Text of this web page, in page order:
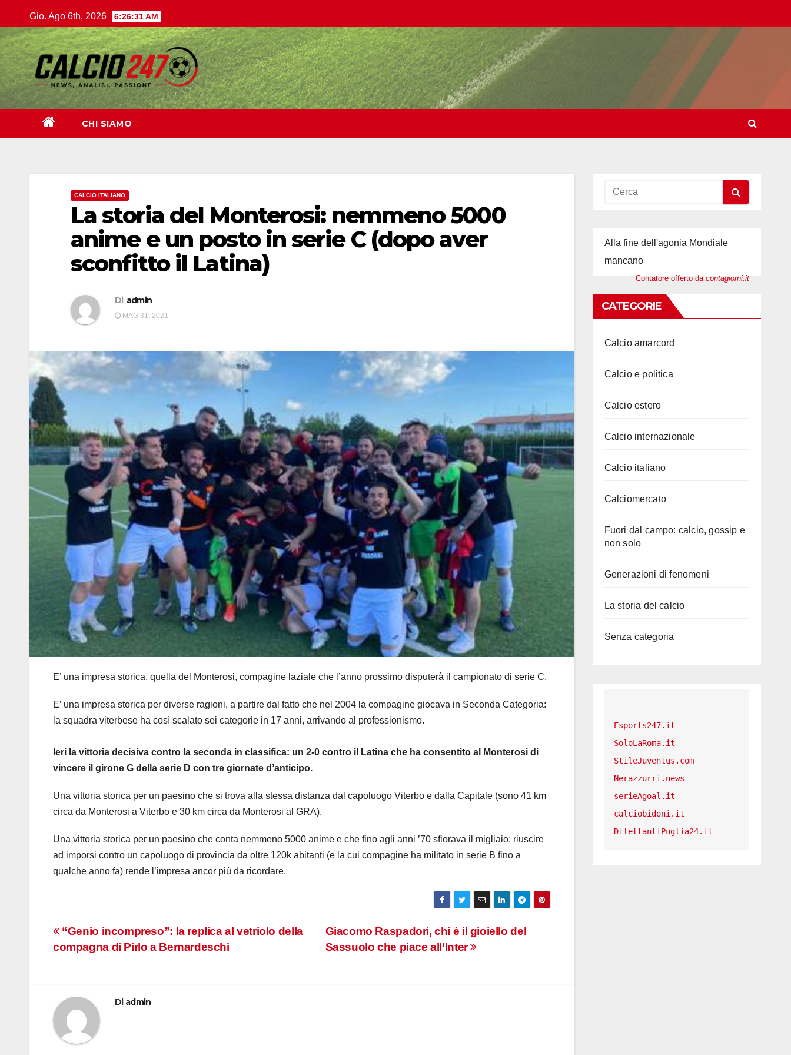
al
contenuto
Gio. Ago 6th, 2026 6:26:32 AM
CHI SIAMO
CALCIO ITALIANO
La storia del Monterosi: nemmeno 5000
anime e un posto in serie C (dopo aver
sconfitto il Latina)
Di admin
MAG 31, 2021
E’ una impresa storica, quella del Monterosi, compagine laziale che l’anno prossimo disputerà il campionato di serie C.
E’ una impresa storica per diverse ragioni, a partire dal fatto che nel 2004 la compagine giocava in Seconda Categoria:
la squadra viterbese ha così scalato sei categorie in 17 anni, arrivando al professionismo.
Ieri la vittoria decisiva contro la seconda in classifica: un 2-0 contro il Latina che ha consentito al Monterosi di
vincere il girone G della serie D con tre giornate d’anticipo.
Una vittoria storica per un paesino che si trova alla stessa distanza dal capoluogo Viterbo e dalla Capitale (sono 41 km
circa da Monterosi a Viterbo e 30 km circa da Monterosi al GRA).
Una vittoria storica per un paesino che conta nemmeno 5000 anime e che fino agli anni ’70 sfiorava il migliaio: riuscire
ad imporsi contro un capoluogo di provincia da oltre 120k abitanti (e la cui compagine ha militato in serie B fino a
qualche anno fa) rende l’impresa ancor più da ricordare.
Navigazione
articoli
Giacomo Raspadori, chi è il gioiello del
Sassuolo che piace all’Inter
“Genio incompreso”: la replica al vetriolo della
compagna di Pirlo a Bernardeschi
Di admin
Alla fine dell'agonia Mondiale
mancano
Contatore offerto da contagiorni.it
CATEGORIE
Calcio amarcord
Calcio e politica
Calcio estero
Calcio internazionale
Calcio italiano
Calciomercato
Fuori dal campo: calcio, gossip e
non solo
Generazioni di fenomeni
La storia del calcio
Senza categoria
Esports247.it
SoloLaRoma.it
StileJuventus.com
Nerazzurri.news
serieAgoal.it
calciobidoni.it
DilettantiPuglia24.it